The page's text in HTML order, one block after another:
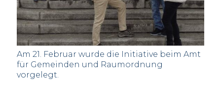
Am 21. Februar wurde die Initiative beim Amt
für Gemeinden und Raumordnung
vorgelegt.